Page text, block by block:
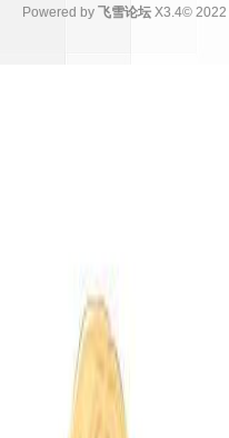
Powered by 飞雪论坛 X3.4© 2022